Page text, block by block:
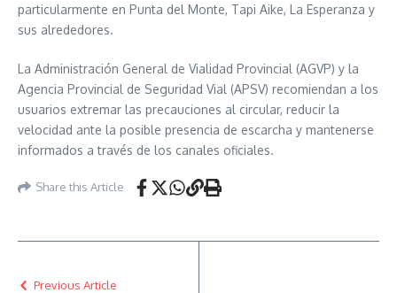
particularmente en Punta del Monte, Tapi Aike, La Esperanza y
sus alrededores.
La Administración General de Vialidad Provincial (AGVP) y la
Agencia Provincial de Seguridad Vial (APSV) recomiendan a los
usuarios extremar las precauciones al circular, reducir la
velocidad ante la posible presencia de escarcha y mantenerse
informados a través de los canales oficiales.
Share this Article
Previous Article